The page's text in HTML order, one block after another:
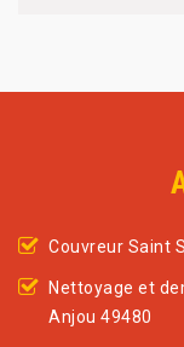
Couvreur Saint
Nettoyage et
Anjou 49480